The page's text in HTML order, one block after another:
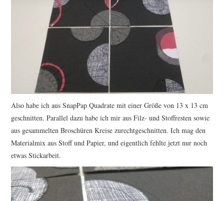
Also habe ich aus SnapPap Quadrate mit einer Größe von 13 x 13 cm
geschnitten. Parallel dazu habe ich mir aus Filz- und Stoffresten sowie
aus gesammelten Broschüren Kreise zurechtgeschnitten. Ich mag den
Materialmix aus Stoff und Papier, und eigentlich fehlte jetzt nur noch
etwas Stickarbeit.